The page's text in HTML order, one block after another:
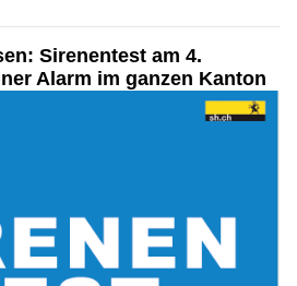
Sirenentest am 4.
Alarm im ganzen Kanton